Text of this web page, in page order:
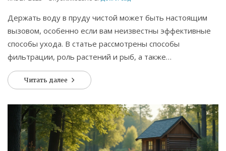
Держать воду в пруду чистой может быть настоящим
вызовом, особенно если вам неизвестны эффективные
способы ухода. В статье рассмотрены способы
фильтрации, роль растений и рыб, а также
естественные методы улучшения качества воды. Вы
узнаете, зачем нужно следить за уровнем кислорода,
действия могут значительно облегчить вашу задачу.
Экологичные и практичные советы помогут сохранить
пруду его естественную красоту без чрезмерных
усилий.
Читать далее